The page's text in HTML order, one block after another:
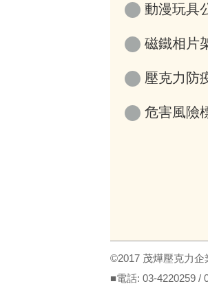
動漫玩具
磁鐵相片
壓克力防
危害風險
©2017 茂燁壓克力企
■電話: 03-4220259